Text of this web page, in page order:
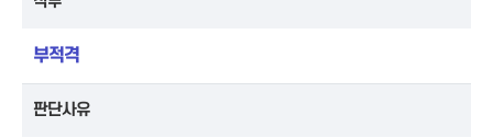
부적격
판단사유